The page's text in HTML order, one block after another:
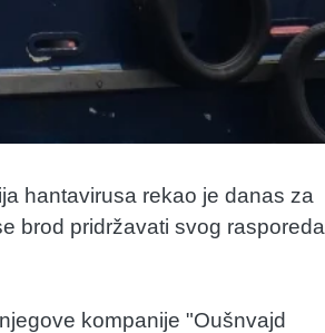
hantavirusa rekao je danas za
brod pridržavati svog rasporeda
kompanije "Oušnvajd